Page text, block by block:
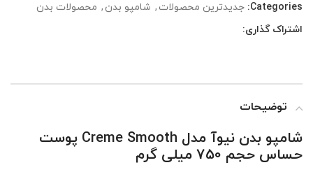
Categories: جدیدترین محصولات , شامپو بدن , محصولات بدن
اشتراک گذاری:
توضیحات
شامپو بدن نیوآ مدل Creme Smooth پوست
حساس حجم 750 میلی گرم